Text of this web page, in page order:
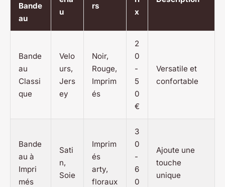
Bande
au
u
rs
x
Bande
au
Classi
que
Velo
urs,
Jers
ey
Noir,
Rouge,
Imprim
és
2
0
-
5
0
€
Versatile et
confortable
Bande
au à
Impri
més
Sati
n,
Soie
Imprim
és
arty,
floraux
3
0
-
6
0
Ajoute une
touche
unique